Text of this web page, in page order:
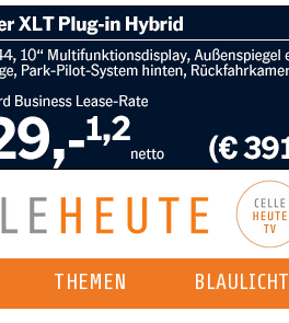
THEMEN BLAULICHT